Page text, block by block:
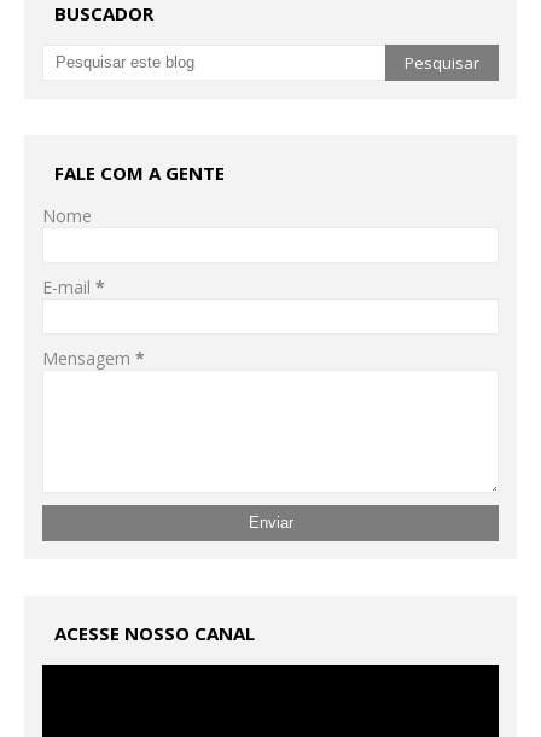
BUSCADOR
FALE COM A GENTE
Nome
E-mail *
Mensagem *
ACESSE NOSSO CANAL